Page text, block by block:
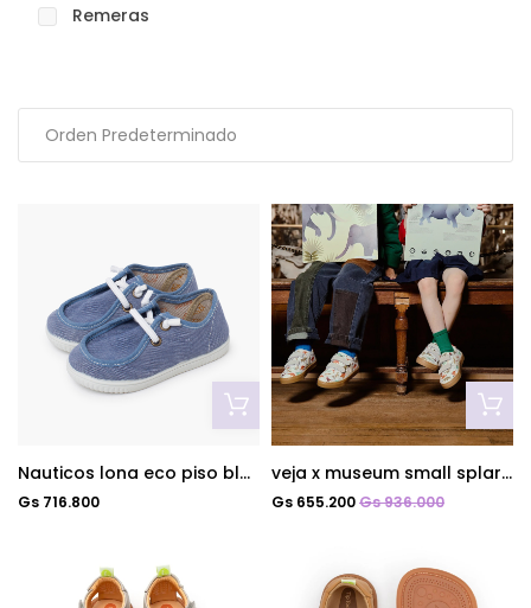
Remeras
Nauticos lona eco piso blanco azul jeans
Gs 716.800
veja x museum small splar leat dino
Gs 655.200Gs 936.000